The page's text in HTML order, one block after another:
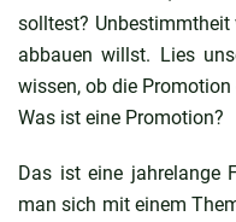
solltest?
abbauen willst. Lies
wissen, ob die
Was ist eine Promotion?
Das ist eine jahrelange
man sich mit einem